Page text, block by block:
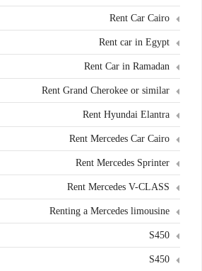
Rent Car Cairo
Rent car in Egypt
Rent Car in Ramadan
Rent Grand Cherokee or similar
Rent Hyundai Elantra
Rent Mercedes Car Cairo
Rent Mercedes Sprinter
Rent Mercedes V-CLASS
Renting a Mercedes limousine
S450
S450